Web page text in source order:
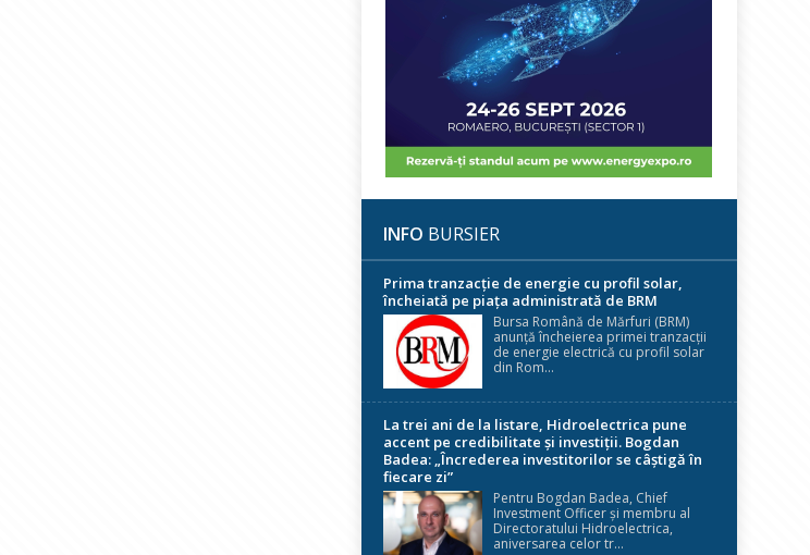
INFO BURSIER
Prima tranzacție de energie cu profil solar,
încheiată pe piața administrată de BRM
Bursa Română de Mărfuri (BRM)
anunță încheierea primei tranzacții
de energie electrică cu profil solar
din Rom...
La trei ani de la listare, Hidroelectrica pune
accent pe credibilitate și investiții. Bogdan
Badea: „Încrederea investitorilor se câștigă în
fiecare zi”
Pentru Bogdan Badea, Chief
Investment Officer și membru al
Directoratului Hidroelectrica,
aniversarea celor tr...